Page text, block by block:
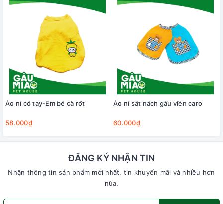
Áo nỉ có tay-Em bé cà rốt
58.000₫
Áo nỉ sát nách gấu viền caro
60.000₫
ĐĂNG KÝ NHẬN TIN
Nhận thông tin sản phẩm mới nhất, tin khuyến mãi và nhiều hơn
nữa.